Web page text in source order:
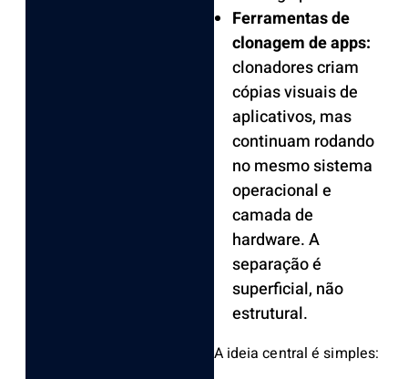
Ferramentas de
clonagem de apps:
clonadores criam
cópias visuais de
aplicativos, mas
continuam rodando
no mesmo sistema
operacional e
camada de
hardware. A
separação é
superficial, não
estrutural.
A ideia central é simples: